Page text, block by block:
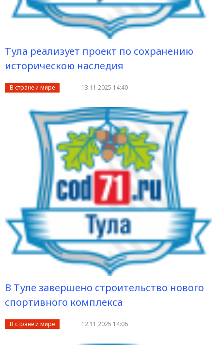
Тула реализует проект по сохранению
историческою наследия
В стране и мире 13.11.2025 14:40
В Туле завершено строительство нового
спортивного комплекса
В стране и мире 12.11.2025 14:06